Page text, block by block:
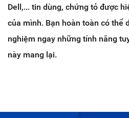
Dell,... tin dùng, chứng tỏ được
của mình. Bạn hoàn toàn có thể
nghiệm ngay những tính năng
này mang lại.